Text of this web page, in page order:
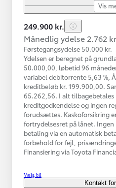
Vis
249.900 kr.
Månedlig ydelse 2.762 kr.
Førstegangsydelse 50.000 kr.
Ydelsen er beregnet på
50.000,00, løbetid 96
variabel debitorrente 5,63 %,
kreditbeløb kr. 199.900,00.
65.262,56. I alt tilbagebetales
kreditgodkendelse og ingen
forudsættes. Kaskoforsikring
fortrydelsesret på lånet.
betaling via en automatisk
forbehold for fejl,
Finansiering via Toyota
Vælg bil
Kontakt